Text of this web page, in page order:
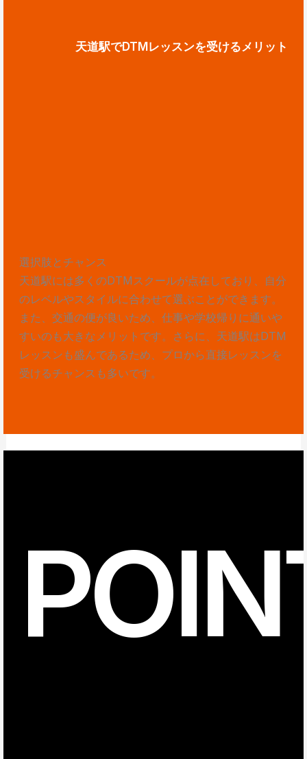
天道駅でDTMレッスンを受けるメリット
選択肢とチャンス
天道駅には多くのDTMスクールが点在しており、自分
のレベルやスタイルに合わせて選ぶことができます。
また、交通の便が良いため、仕事や学校帰りに通いや
すいのも大きなメリットです。さらに、天道駅はDTM
レッスンも盛んであるため、プロから直接レッスンを
受けるチャンスも多いです。